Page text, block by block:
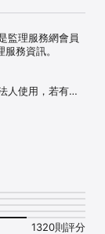
監理服務網會員
務資訊。
人使用，若有需
錄查詢、汽(機)
定檢日查詢
與報名、駕照筆
1320則評分